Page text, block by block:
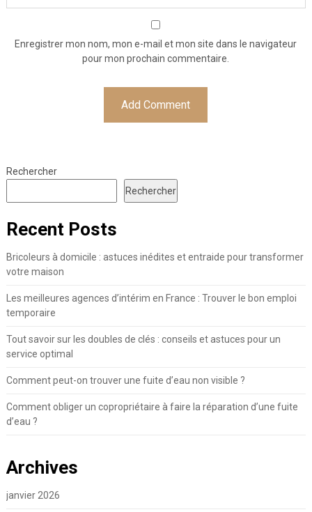
Enregistrer mon nom, mon e-mail et mon site dans le navigateur
pour mon prochain commentaire.
Rechercher
Rechercher
Recent Posts
Bricoleurs à domicile : astuces inédites et entraide pour transformer
votre maison
Les meilleures agences d’intérim en France : Trouver le bon emploi
temporaire
Tout savoir sur les doubles de clés : conseils et astuces pour un
service optimal
Comment peut-on trouver une fuite d’eau non visible ?
Comment obliger un copropriétaire à faire la réparation d’une fuite
d’eau ?
Archives
janvier 2026